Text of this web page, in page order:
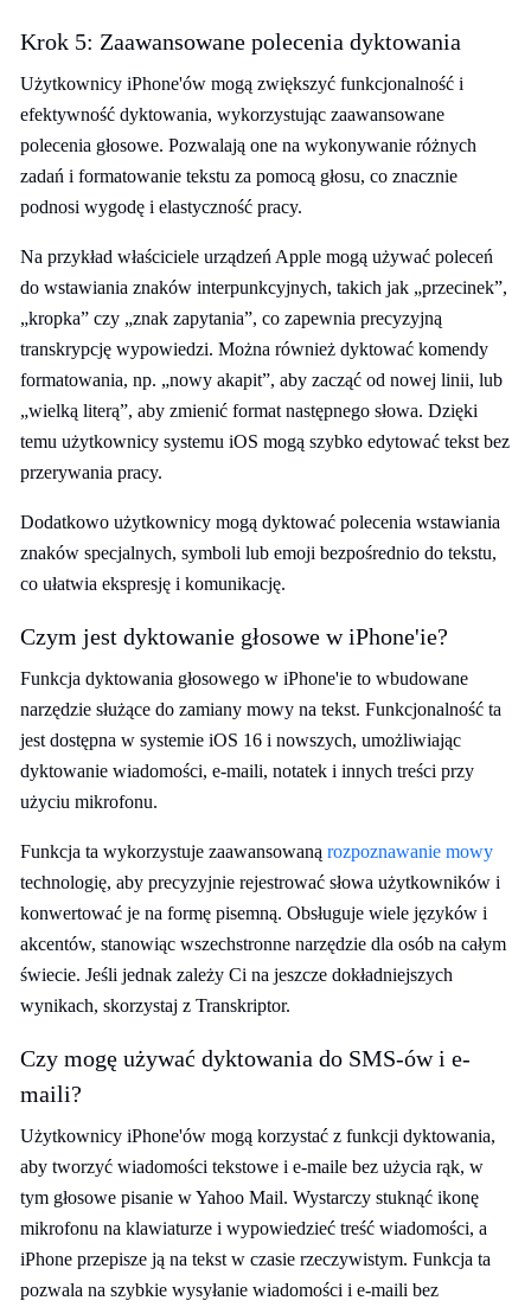
Krok 5: Zaawansowane polecenia dyktowania
Użytkownicy iPhone'ów mogą zwiększyć funkcjonalność i
efektywność dyktowania, wykorzystując zaawansowane
polecenia głosowe. Pozwalają one na wykonywanie różnych
zadań i formatowanie tekstu za pomocą głosu, co znacznie
podnosi wygodę i elastyczność pracy.
Na przykład właściciele urządzeń Apple mogą używać poleceń
do wstawiania znaków interpunkcyjnych, takich jak „przecinek”,
„kropka” czy „znak zapytania”, co zapewnia precyzyjną
transkrypcję wypowiedzi. Można również dyktować komendy
formatowania, np. „nowy akapit”, aby zacząć od nowej linii, lub
„wielką literą”, aby zmienić format następnego słowa. Dzięki
temu użytkownicy systemu iOS mogą szybko edytować tekst bez
przerywania pracy.
Dodatkowo użytkownicy mogą dyktować polecenia wstawiania
znaków specjalnych, symboli lub emoji bezpośrednio do tekstu,
co ułatwia ekspresję i komunikację.
Czym jest dyktowanie głosowe w iPhone'ie?
Funkcja dyktowania głosowego w iPhone'ie to wbudowane
narzędzie służące do zamiany mowy na tekst. Funkcjonalność ta
jest dostępna w systemie iOS 16 i nowszych, umożliwiając
dyktowanie wiadomości, e-maili, notatek i innych treści przy
użyciu mikrofonu.
Funkcja ta wykorzystuje zaawansowaną rozpoznawanie mowy
technologię, aby precyzyjnie rejestrować słowa użytkowników i
konwertować je na formę pisemną. Obsługuje wiele języków i
akcentów, stanowiąc wszechstronne narzędzie dla osób na całym
świecie. Jeśli jednak zależy Ci na jeszcze dokładniejszych
wynikach, skorzystaj z Transkriptor.
Czy mogę używać dyktowania do SMS-ów i e-
maili?
Użytkownicy iPhone'ów mogą korzystać z funkcji dyktowania,
aby tworzyć wiadomości tekstowe i e-maile bez użycia rąk, w
tym głosowe pisanie w Yahoo Mail. Wystarczy stuknąć ikonę
mikrofonu na klawiaturze i wypowiedzieć treść wiadomości, a
iPhone przepisze ją na tekst w czasie rzeczywistym. Funkcja ta
pozwala na szybkie wysyłanie wiadomości i e-maili bez